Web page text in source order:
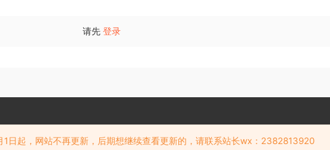
请先 登录
Copyright © 阅览天下 版权所有
1日起，网站不再更新，后期想继续查看更新的，请联系站长wx：2382813920